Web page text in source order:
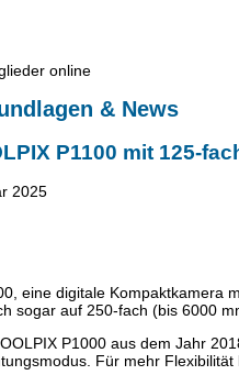
online
& News
P1100 mit 125-
2025
eine digitale
sogar auf 250-fach (bis 6000
P1000 aus dem Jahr
Für mehr